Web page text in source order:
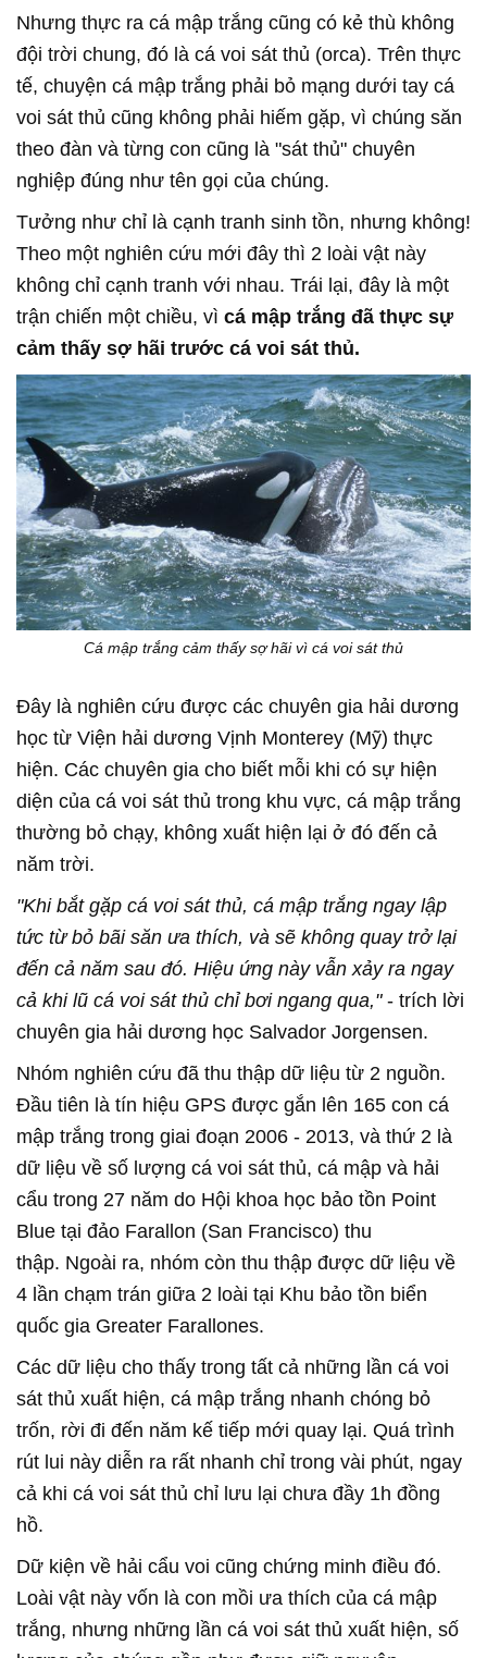
Nhưng thực ra cá mập trắng cũng có kẻ thù không
đội trời chung, đó là cá voi sát thủ (orca). Trên thực
tế, chuyện cá mập trắng phải bỏ mạng dưới tay cá
voi sát thủ cũng không phải hiếm gặp, vì chúng săn
theo đàn và từng con cũng là "sát thủ" chuyên
nghiệp đúng như tên gọi của chúng.
Tưởng như chỉ là cạnh tranh sinh tồn, nhưng không!
Theo một nghiên cứu mới đây thì 2 loài vật này
không chỉ cạnh tranh với nhau. Trái lại, đây là một
trận chiến một chiều, vì cá mập trắng đã thực sự
cảm thấy sợ hãi trước cá voi sát thủ.
Cá mập trắng cảm thấy sợ hãi vì cá voi sát thủ
Đây là nghiên cứu được các chuyên gia hải dương
học từ Viện hải dương Vịnh Monterey (Mỹ) thực
hiện. Các chuyên gia cho biết mỗi khi có sự hiện
diện của cá voi sát thủ trong khu vực, cá mập trắng
thường bỏ chạy, không xuất hiện lại ở đó đến cả
năm trời.
"Khi bắt gặp cá voi sát thủ, cá mập trắng ngay lập
tức từ bỏ bãi săn ưa thích, và sẽ không quay trở lại
đến cả năm sau đó. Hiệu ứng này vẫn xảy ra ngay
cả khi lũ cá voi sát thủ chỉ bơi ngang qua,"- trích lời
chuyên gia hải dương học Salvador Jorgensen.
Nhóm nghiên cứu đã thu thập dữ liệu từ 2 nguồn.
Đầu tiên là tín hiệu GPS được gắn lên 165 con cá
mập trắng trong giai đoạn 2006 - 2013, và thứ 2 là
dữ liệu về số lượng cá voi sát thủ, cá mập và hải
cẩu trong 27 năm do Hội khoa học bảo tồn Point
Blue tại đảo Farallon (San Francisco) thu
thập. Ngoài ra, nhóm còn thu thập được dữ liệu về
4 lần chạm trán giữa 2 loài tại Khu bảo tồn biển
quốc gia Greater Farallones.
Các dữ liệu cho thấy trong tất cả những lần cá voi
sát thủ xuất hiện, cá mập trắng nhanh chóng bỏ
trốn, rời đi đến năm kế tiếp mới quay lại. Quá trình
rút lui này diễn ra rất nhanh chỉ trong vài phút, ngay
cả khi cá voi sát thủ chỉ lưu lại chưa đầy 1h đồng
hồ.
Dữ kiện về hải cẩu voi cũng chứng minh điều đó.
Loài vật này vốn là con mồi ưa thích của cá mập
trắng, nhưng những lần cá voi sát thủ xuất hiện, số